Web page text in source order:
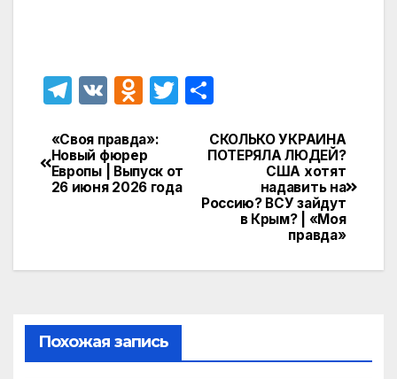
T
e
gr
a
V
O
n
o
kl
ni
ki
T
er
п
а
Навигация
по
СКОЛЬКО УКРАИНА
ПОТЕРЯЛА ЛЮДЕЙ?
США хотят
надавить на
Россию? ВСУ зайдут
в Крым? | «Моя
правда»
«Своя правда»:
Новый фюрер
Европы | Выпуск от
26 июня 2026 года
Похожая запись